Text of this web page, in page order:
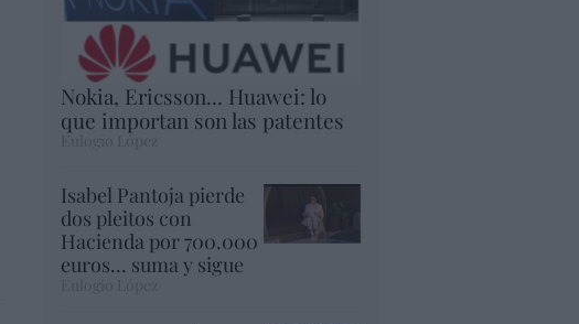
Nokia, Ericsson... Huawei: lo
que importan son las patentes
Eulogio López
Isabel Pantoja pierde
dos pleitos con
Hacienda por 700.000
euros... suma y sigue